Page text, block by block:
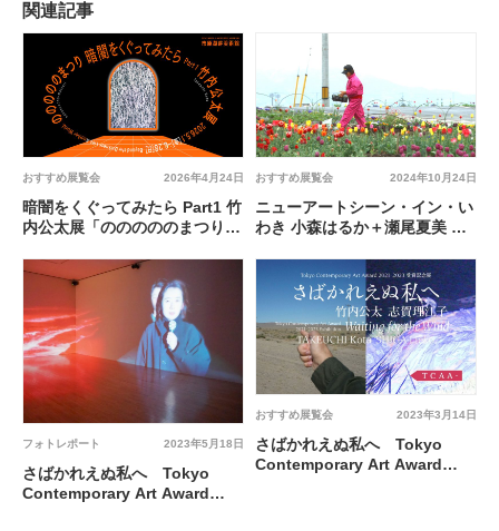
関連記事
2026年4月24日
おすすめ展覧会
暗闇をくぐってみたら Part1 竹
内公太展「のののののまつり」
2024年10月24日
おすすめ展覧会
ニューアートシーン・イン・い
わき 小森はるか＋瀬尾夏美 @
2023年5月18日
フォトレポート
さばかれえぬ私へ Tokyo
Contemporary Art Award
2023年3月14日
おすすめ展覧会
さばかれえぬ私へ Tokyo
Contemporary Art Award